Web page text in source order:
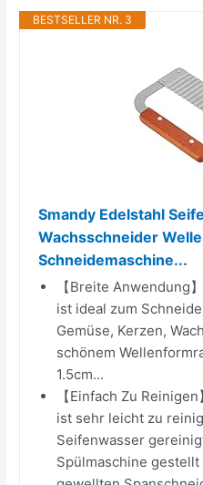
BESTSELLER NR. 3
Smandy Edelstahl
Wachsschneider
Schneidemaschine...
【Breite Anwendung
ist ideal zum
Gemüse, Kerzen,
schönem
1.5cm...
【Einfach Zu
ist sehr leicht zu
Seifenwasser
Spülmaschine